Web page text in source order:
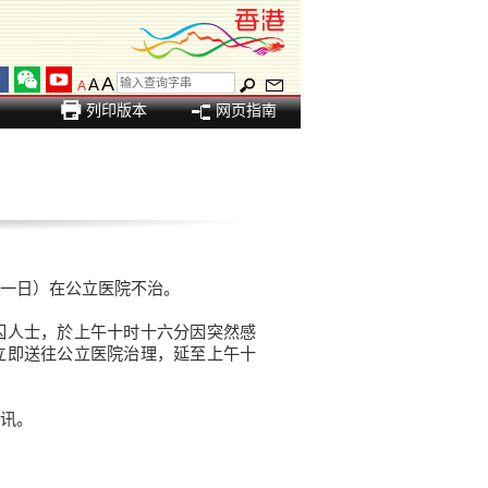
AAA
列印版本 网页指南
）在公立医院不治。
士，於上午十时十六分因突然感
送往公立医院治理，延至上午十
。